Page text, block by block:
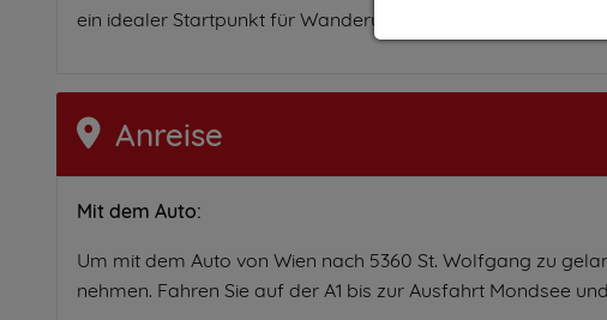
ein idealer Startpunkt für Wanderungen, Spaziergänge,
Anreise
Mit dem Auto:
Um mit dem Auto von Wien nach 5360 St. Wolfgang zu
nehmen. Fahren Sie auf der A1 bis zur Ausfahrt Mondsee